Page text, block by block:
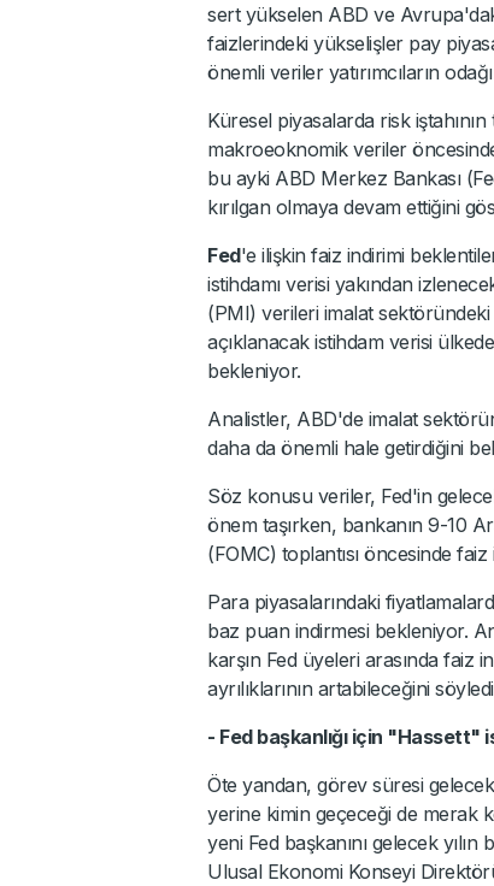
sert yükselen ABD ve
faizlerindeki yükselişler pay
önemli veriler yatırımcıların
Küresel piyasalarda risk
makroeoknomik veriler
bu ayki ABD Merkez Bankası
kırılgan olmaya devam ettiğini
Fed'e ilişkin faiz indirimi
istihdamı verisi yakından
(PMI) verileri imalat
açıklanacak istihdam verisi
bekleniyor.
Analistler, ABD'de imalat
daha da önemli hale getirdiğini
Söz konusu veriler, Fed'in
önem taşırken, bankanın 9-10
(FOMC) toplantısı öncesinde
Para piyasalarındaki
baz puan indirmesi bekleniyor.
karşın Fed üyeleri arasında faiz
ayrılıklarının artabileceğini
- Fed başkanlığı için "Hassett"
Öte yandan, görev süresi
yerine kimin geçeceği de merak
yeni Fed başkanını gelecek
Ulusal Ekonomi Konseyi